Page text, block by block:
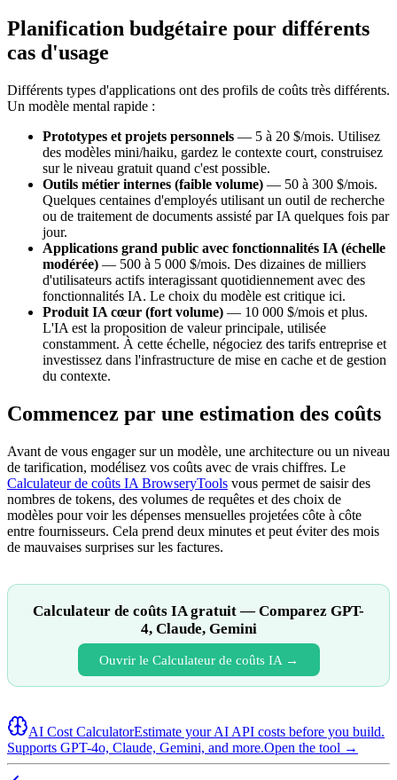
Planification budgétaire pour différents
cas d'usage
Différents types d'applications ont des profils de coûts très différents.
Un modèle mental rapide :
Prototypes et projets personnels — 5 à 20 $/mois. Utilisez
des modèles mini/haiku, gardez le contexte court, construisez
sur le niveau gratuit quand c'est possible.
Outils métier internes (faible volume) — 50 à 300 $/mois.
Quelques centaines d'employés utilisant un outil de recherche
ou de traitement de documents assisté par IA quelques fois par
jour.
Applications grand public avec fonctionnalités IA (échelle
modérée) — 500 à 5 000 $/mois. Des dizaines de milliers
d'utilisateurs actifs interagissant quotidiennement avec des
fonctionnalités IA. Le choix du modèle est critique ici.
Produit IA cœur (fort volume) — 10 000 $/mois et plus.
L'IA est la proposition de valeur principale, utilisée
constamment. À cette échelle, négociez des tarifs entreprise et
investissez dans l'infrastructure de mise en cache et de gestion
du contexte.
Commencez par une estimation des coûts
Avant de vous engager sur un modèle, une architecture ou un niveau
de tarification, modélisez vos coûts avec de vrais chiffres. Le
Calculateur de coûts IA BrowseryTools vous permet de saisir des
nombres de tokens, des volumes de requêtes et des choix de
modèles pour voir les dépenses mensuelles projetées côte à côte
entre fournisseurs. Cela prend deux minutes et peut éviter des mois
de mauvaises surprises sur les factures.
Calculateur de coûts IA gratuit — Comparez GPT-
4, Claude, Gemini
Ouvrir le Calculateur de coûts IA →
AI Cost CalculatorEstimate your AI API costs before you build.
Supports GPT-4o, Claude, Gemini, and more.Open the tool →